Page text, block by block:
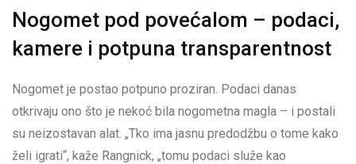
Nogomet pod povećalom – podaci,
kamere i potpuna transparentnost
Nogomet je postao potpuno proziran. Podaci danas
otkrivaju ono što je nekoć bila nogometna magla – i postali
su neizostavan alat. „Tko ima jasnu predodžbu o tome kako
želi igrati“, kaže Rangnick, „tomu podaci služe kao